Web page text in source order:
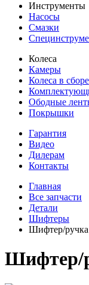
Инструменты
Насосы
Смазки
Колеса
Камеры
Колеса в сборе
Ободные
Покрышки
Гарантия
Видео
Дилерам
Контакты
Главная
Все запчасти
Детали
Шифтеры
Шифтер/ручка
Шифтер/